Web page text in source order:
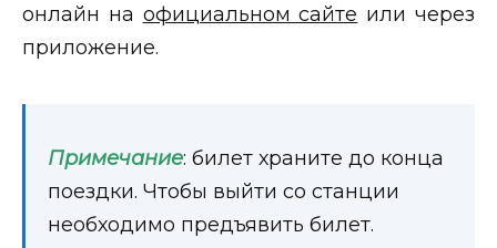
онлайн на официальном сайте или через
приложение.
Примечание: билет храните до конца
поездки. Чтобы выйти со станции
необходимо предъявить билет.